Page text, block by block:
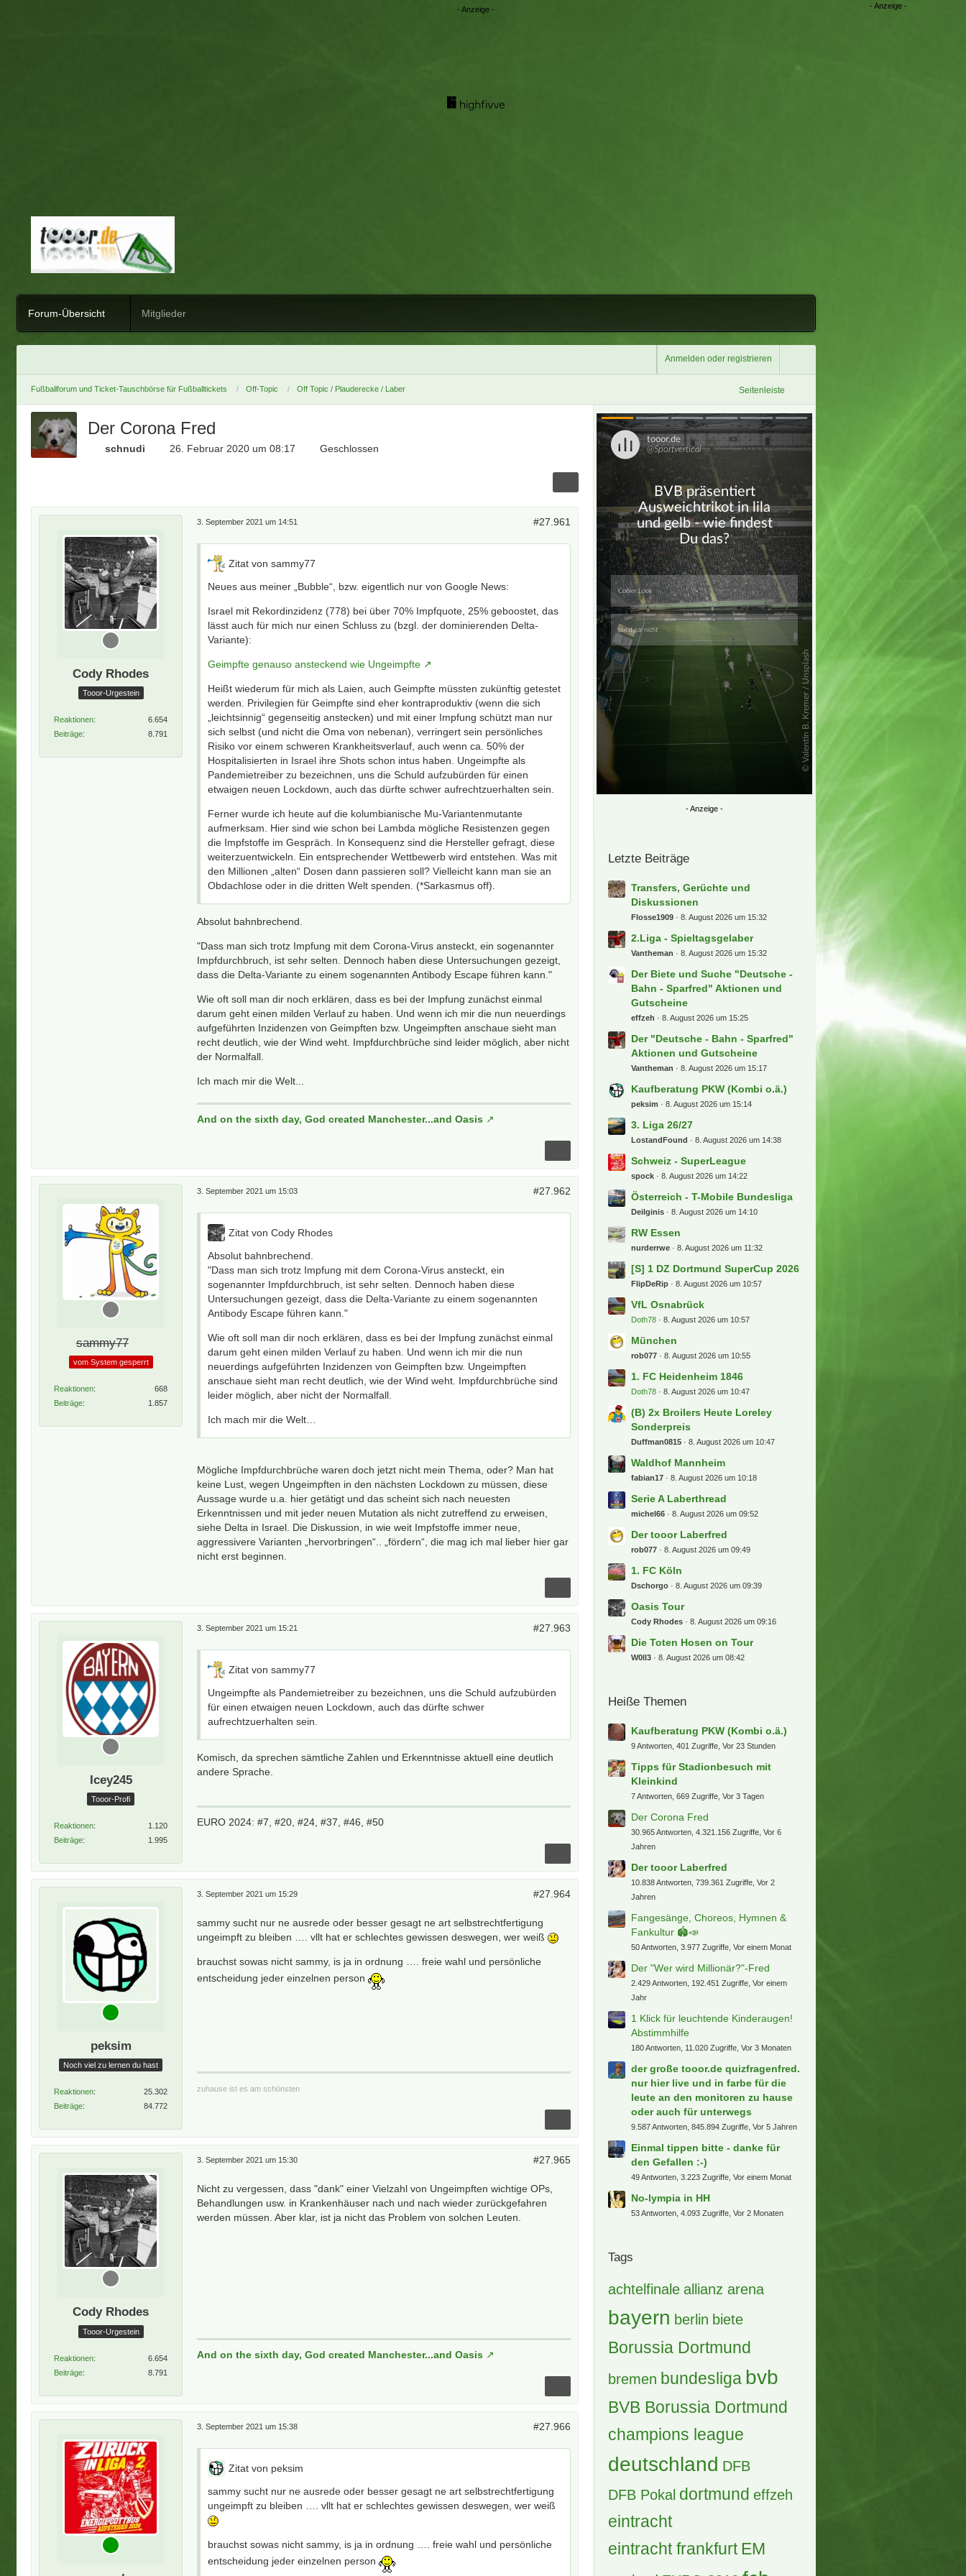
Forum-Übersicht Mitglieder
Anmelden oder registrieren
Fußballforum und Ticket-Tauschbörse für Fußballtickets Off-Topic Off Topic / Plauderecke / Laber Seitenleiste
Der Corona Fred
schnudi 26. Februar 2020 um 08:17 Geschlossen
Cody Rhodes
Tooor-Urgestein
Reaktionen
6.654
Beiträge
8.791
3. September 2021 um 14:51 #27.961
Zitat von sammy77
Neues aus meiner „Bubble“, bzw. eigentlich nur von Google News:
Israel mit Rekordinzidenz (778) bei über 70% Impfquote, 25% geboostet, das
lässt auch für mich nur einen Schluss zu (bzgl. der dominierenden Delta-
Variante):
Geimpfte genauso ansteckend wie Ungeimpfte
Heißt wiederum für mich als Laien, auch Geimpfte müssten zukünftig getestet
werden. Privilegien für Geimpfte sind eher kontraproduktiv (wenn die sich
„leichtsinnig“ gegenseitig anstecken) und mit einer Impfung schützt man nur
sich selbst (und nicht die Oma von nebenan), verringert sein persönliches
Risiko vor einem schweren Krankheitsverlauf, auch wenn ca. 50% der
Hospitalisierten in Israel ihre Shots schon intus haben. Ungeimpfte als
Pandemietreiber zu bezeichnen, uns die Schuld aufzubürden für einen
etwaigen neuen Lockdown, auch das dürfte schwer aufrechtzuerhalten sein.
Ferner wurde ich heute auf die kolumbianische Mu-Variantenmutante
aufmerksam. Hier sind wie schon bei Lambda mögliche Resistenzen gegen
die Impfstoffe im Gespräch. In Konsequenz sind die Hersteller gefragt, diese
weiterzuentwickeln. Ein entsprechender Wettbewerb wird entstehen. Was mit
den Millionen „alten“ Dosen dann passieren soll? Vielleicht kann man sie an
Obdachlose oder in die dritten Welt spenden. (*Sarkasmus off).
Absolut bahnbrechend.
"Dass man sich trotz Impfung mit dem Corona-Virus ansteckt, ein sogenannter
Impfdurchbruch, ist sehr selten. Dennoch haben diese Untersuchungen gezeigt,
dass die Delta-Variante zu einem sogenannten Antibody Escape führen kann."
Wie oft soll man dir noch erklären, dass es bei der Impfung zunächst einmal
darum geht einen milden Verlauf zu haben. Und wenn ich mir die nun neuerdings
aufgeführten Inzidenzen von Geimpften bzw. Ungeimpften anschaue sieht man
recht deutlich, wie der Wind weht. Impfdurchbrüche sind leider möglich, aber nicht
der Normalfall.
Ich mach mir die Welt...
And on the sixth day, God created Manchester...and Oasis
sammy77
vom System gesperrt
Reaktionen
668
Beiträge
1.857
3. September 2021 um 15:03 #27.962
Zitat von Cody Rhodes
Absolut bahnbrechend.
"Dass man sich trotz Impfung mit dem Corona-Virus ansteckt, ein
sogenannter Impfdurchbruch, ist sehr selten. Dennoch haben diese
Untersuchungen gezeigt, dass die Delta-Variante zu einem sogenannten
Antibody Escape führen kann."
Wie oft soll man dir noch erklären, dass es bei der Impfung zunächst einmal
darum geht einen milden Verlauf zu haben. Und wenn ich mir die nun
neuerdings aufgeführten Inzidenzen von Geimpften bzw. Ungeimpften
anschaue sieht man recht deutlich, wie der Wind weht. Impfdurchbrüche sind
leider möglich, aber nicht der Normalfall.
Ich mach mir die Welt…
Mögliche Impfdurchbrüche waren doch jetzt nicht mein Thema, oder? Man hat
keine Lust, wegen Ungeimpften in den nächsten Lockdown zu müssen, diese
Aussage wurde u.a. hier getätigt und das scheint sich nach neuesten
Erkenntnissen und mit jeder neuen Mutation als nicht zutreffend zu erweisen,
siehe Delta in Israel. Die Diskussion, in wie weit Impfstoffe immer neue,
aggressivere Varianten „hervorbringen“.. „fördern“, die mag ich mal lieber hier gar
nicht erst beginnen.
Icey245
Tooor-Profi
Reaktionen
1.120
Beiträge
1.995
3. September 2021 um 15:21 #27.963
Zitat von sammy77
Ungeimpfte als Pandemietreiber zu bezeichnen, uns die Schuld aufzubürden
für einen etwaigen neuen Lockdown, auch das dürfte schwer
aufrechtzuerhalten sein.
Komisch, da sprechen sämtliche Zahlen und Erkenntnisse aktuell eine deutlich
andere Sprache.
EURO 2024: #7, #20, #24, #37, #46, #50
peksim
Noch viel zu lernen du hast
Reaktionen
25.302
Beiträge
84.772
3. September 2021 um 15:29 #27.964
sammy sucht nur ne ausrede oder besser gesagt ne art selbstrechtfertigung
ungeimpft zu bleiben …. vllt hat er schlechtes gewissen deswegen, wer weiß
brauchst sowas nicht sammy, is ja in ordnung …. freie wahl und persönliche
entscheidung jeder einzelnen person
zuhause ist es am schönsten
Cody Rhodes
Tooor-Urgestein
Reaktionen
6.654
Beiträge
8.791
3. September 2021 um 15:30 #27.965
Nicht zu vergessen, dass "dank" einer Vielzahl von Ungeimpften wichtige OPs,
Behandlungen usw. in Krankenhäuser nach und nach wieder zurückgefahren
werden müssen. Aber klar, ist ja nicht das Problem von solchen Leuten.
And on the sixth day, God created Manchester...and Oasis
3. September 2021 um 15:38 #27.966
Zitat von peksim
sammy sucht nur ne ausrede oder besser gesagt ne art selbstrechtfertigung
ungeimpft zu bleiben …. vllt hat er schlechtes gewissen deswegen, wer weiß
brauchst sowas nicht sammy, is ja in ordnung …. freie wahl und persönliche
entscheidung jeder einzelnen person
Überspringen
Letzte Beiträge
Transfers, Gerüchte und
Diskussionen
Flosse1909 8. August 2026 um 15:32
2.Liga - Spieltagsgelaber
Vantheman 8. August 2026 um 15:32
Der Biete und Suche "Deutsche -
Bahn - Sparfred" Aktionen und
Gutscheine
effzeh 8. August 2026 um 15:25
Der "Deutsche - Bahn - Sparfred"
Aktionen und Gutscheine
Vantheman 8. August 2026 um 15:17
Kaufberatung PKW (Kombi o.ä.)
peksim 8. August 2026 um 15:14
3. Liga 26/27
LostandFound 8. August 2026 um 14:38
Schweiz - SuperLeague
spock 8. August 2026 um 14:22
Österreich - T-Mobile Bundesliga
Deilginis 8. August 2026 um 14:10
RW Essen
nurderrwe 8. August 2026 um 11:32
[S] 1 DZ Dortmund SuperCup 2026
FlipDeRip 8. August 2026 um 10:57
VfL Osnabrück
Doth78 8. August 2026 um 10:57
München
rob077 8. August 2026 um 10:55
1. FC Heidenheim 1846
Doth78 8. August 2026 um 10:47
(B) 2x Broilers Heute Loreley
Sonderpreis
Duffman0815 8. August 2026 um 10:47
Waldhof Mannheim
fabian17 8. August 2026 um 10:18
Serie A Laberthread
michel66 8. August 2026 um 09:52
Der tooor Laberfred
rob077 8. August 2026 um 09:49
1. FC Köln
Dschorgo 8. August 2026 um 09:39
Oasis Tour
Cody Rhodes 8. August 2026 um 09:16
Die Toten Hosen on Tour
W0ll3 8. August 2026 um 08:42
Heiße Themen
Kaufberatung PKW (Kombi o.ä.)
9 Antworten, 401 Zugriffe, Vor 23 Stunden
Tipps für Stadionbesuch mit
Kleinkind
7 Antworten, 669 Zugriffe, Vor 3 Tagen
Der Corona Fred
30.965 Antworten, 4.321.156 Zugriffe, Vor 6
Jahren
Der tooor Laberfred
10.838 Antworten, 739.361 Zugriffe, Vor 2
Jahren
Fangesänge, Choreos, Hymnen &
Fankultur 🏟️📣
50 Antworten, 3.977 Zugriffe, Vor einem Monat
Der "Wer wird Millionär?"-Fred
2.429 Antworten, 192.451 Zugriffe, Vor einem
Jahr
1 Klick für leuchtende Kinderaugen!
Abstimmhilfe
180 Antworten, 11.020 Zugriffe, Vor 3 Monaten
der große tooor.de quizfragenfred.
nur hier live und in farbe für die
leute an den monitoren zu hause
oder auch für unterwegs
9.587 Antworten, 845.894 Zugriffe, Vor 5 Jahren
Einmal tippen bitte - danke für
den Gefallen :-)
49 Antworten, 3.223 Zugriffe, Vor einem Monat
No-lympia in HH
53 Antworten, 4.093 Zugriffe, Vor 2 Monaten
Tags
achtelfinale allianz arena
bayern berlin biete
Borussia Dortmund
bremen bundesliga bvb
BVB Borussia Dortmund
champions league
deutschland DFB
DFB Pokal dortmund effzeh
eintracht
eintracht frankfurt EM